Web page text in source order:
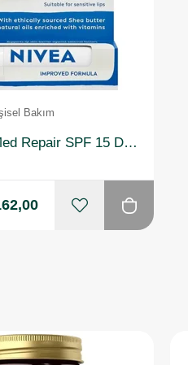
Bakım
Nivea Lip Med Repair SPF 15 Dudak Bakım Kremi 4,8gr